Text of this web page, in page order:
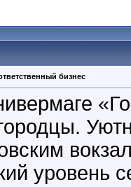
бизнес
уровень